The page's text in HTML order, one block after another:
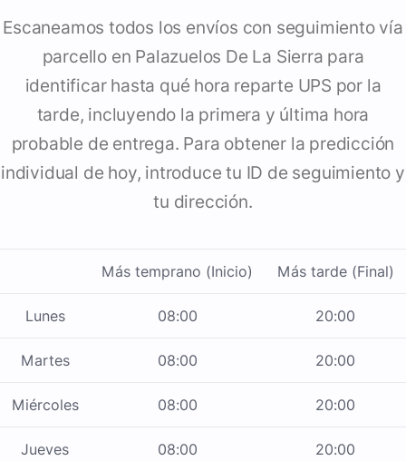
Escaneamos todos los envíos con seguimiento vía
parcello en Palazuelos De La Sierra para
identificar hasta qué hora reparte UPS por la
tarde, incluyendo la primera y última hora
probable de entrega. Para obtener la predicción
individual de hoy, introduce tu ID de seguimiento y
tu dirección.
Más temprano (Inicio) Más tarde (Final)
Lunes 08:00 20:00
Martes 08:00 20:00
Miércoles 08:00 20:00
Jueves 08:00 20:00